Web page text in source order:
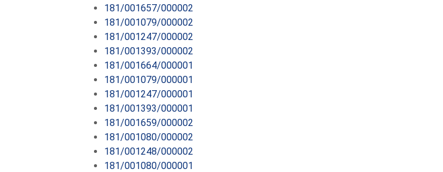
181/001657/000002
181/001079/000002
181/001247/000002
181/001393/000002
181/001664/000001
181/001079/000001
181/001247/000001
181/001393/000001
181/001659/000002
181/001080/000002
181/001248/000002
181/001080/000001